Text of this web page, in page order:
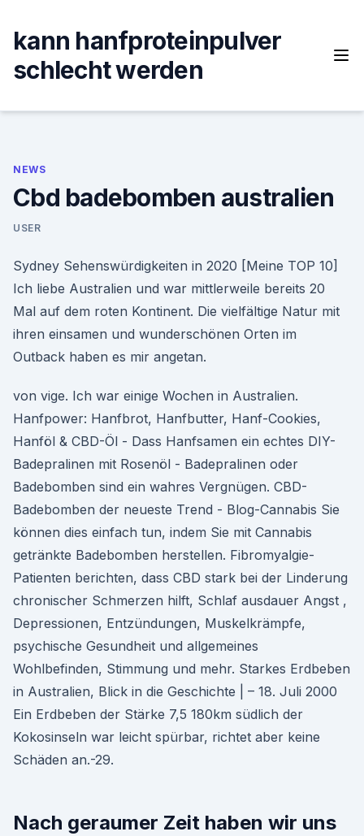
content
kann hanfproteinpulver
schlecht werden
NEWS
Cbd badebomben australien
USER
Sydney Sehenswürdigkeiten in 2020 [Meine TOP 10]
Ich liebe Australien und war mittlerweile bereits 20
Mal auf dem roten Kontinent. Die vielfältige Natur mit
ihren einsamen und wunderschönen Orten im
Outback haben es mir angetan.
von vige. Ich war einige Wochen in Australien.
Hanfpower: Hanfbrot, Hanfbutter, Hanf-Cookies,
Hanföl & CBD-Öl - Dass Hanfsamen ein echtes DIY-
Badepralinen mit Rosenöl - Badepralinen oder
Badebomben sind ein wahres Vergnügen. CBD-
Badebomben der neueste Trend - Blog-Cannabis Sie
können dies einfach tun, indem Sie mit Cannabis
getränkte Badebomben herstellen. Fibromyalgie-
Patienten berichten, dass CBD stark bei der Linderung
chronischer Schmerzen hilft, Schlaf ausdauer Angst ,
Depressionen, Entzündungen, Muskelkrämpfe,
psychische Gesundheit und allgemeines
Wohlbefinden, Stimmung und mehr. Starkes Erdbeben
in Australien, Blick in die Geschichte | – 18. Juli 2000
Ein Erdbeben der Stärke 7,5 180km südlich der
Kokosinseln war leicht spürbar, richtet aber keine
Schäden an.-29.
Nach geraumer Zeit haben wir uns